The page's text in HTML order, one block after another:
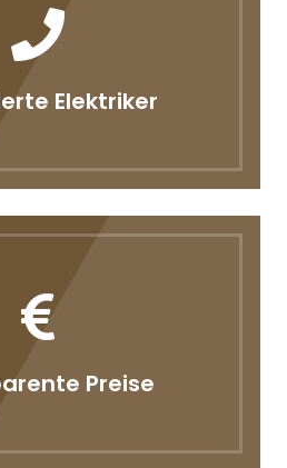
Elektriker
Preise